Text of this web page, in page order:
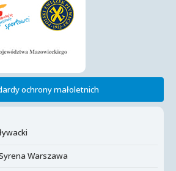
ochrony małoletnich
Warszawa